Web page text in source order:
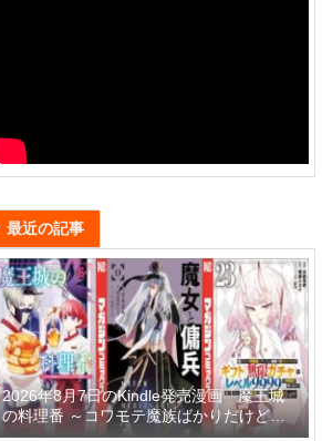
最近の記事
2026年8月7日のKindle発売漫画「魔王城
の料理番 ～コワモテ魔族ばかりだけど、
ホワイトな職場です～ 6巻」「魔女と傭兵